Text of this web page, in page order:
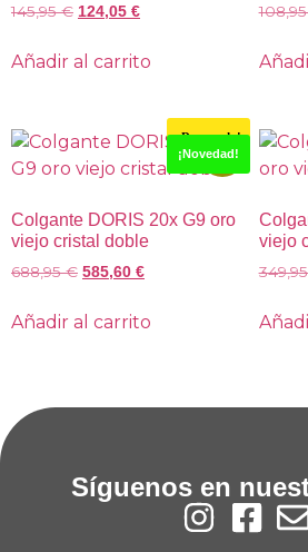
145,95€ 124,05 €
Añadir al carrito
-15%
¡Destacado!
¡Novedad!
Colgante DORIS 20x G9 oro
viejo cristal doble
688,95€ 585,60 €
Añadir al carrito
viejo
Síguenos en